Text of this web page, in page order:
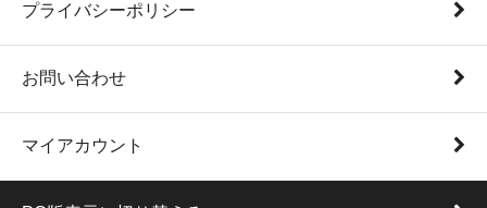
プライバシーポリシー
お問い合わせ
マイアカウント